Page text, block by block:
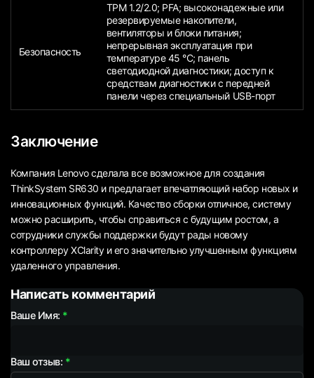
Безопасность
TPM 1.2/2.0; PFA; высоконадежные или
резервируемые накопители,
вентиляторы и блоки питания;
непрерывная эксплуатация при
температуре 45 °C; панель
светодиодной диагностики; доступ к
средствам диагностики с передней
панели через специальный USB-порт
Заключение
Компания Lenovo сделала все возможное для создания
ThinkSystem SR630 и предлагает впечатляющий набор новых и
инновационных функций. Качество сборки отличное, систему
можно расширить, чтобы справиться с будущим ростом, а
сотрудники службы поддержки будут рады новому
контроллеру XClarity и его значительно улучшенным функциям
удаленного управления.
Написать комментарий
Ваше Имя:
Ваш отзыв: